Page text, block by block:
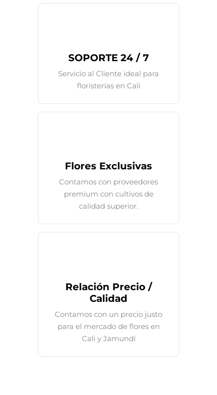
SOPORTE 24 / 7
Servicio al Cliente ideal para
floristerías en Cali
Flores Exclusivas
Contamos con proveedores
premium con cultivos de
calidad superior.
Relación Precio /
Calidad
Contamos con un precio justo
para el mercado de flores en
Cali y Jamundí